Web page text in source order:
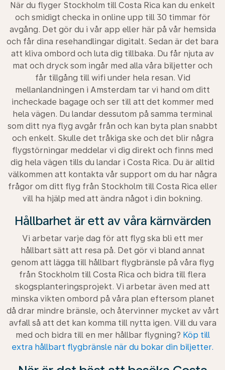
När du flyger Stockholm till Costa Rica kan du enkelt
och smidigt checka in online upp till 30 timmar för
avgång. Det gör du i vår app eller här på vår hemsida
och får dina resehandlingar digitalt. Sedan är det bara
att kliva ombord och luta dig tillbaka. Du får njuta av
mat och dryck som ingår med alla våra biljetter och
får tillgång till wifi under hela resan. Vid
mellanlandningen i Amsterdam tar vi hand om ditt
incheckade bagage och ser till att det kommer med
hela vägen. Du landar dessutom på samma terminal
som ditt nya flyg avgår från och kan byta plan snabbt
och enkelt. Skulle det tråkiga ske och det blir några
flygstörningar meddelar vi dig direkt och finns med
dig hela vägen tills du landar i Costa Rica. Du är alltid
välkommen att kontakta vår support om du har några
frågor om ditt flyg från Stockholm till Costa Rica eller
vill ha hjälp med att ändra något i din bokning.
Hållbarhet är ett av våra kärnvärden
Vi arbetar varje dag för att flyg ska bli ett mer
hållbart sätt att resa på. Det gör vi bland annat
genom att lägga till hållbart flygbränsle på våra flyg
från Stockholm till Costa Rica och bidra till flera
skogsplanteringsprojekt. Vi arbetar även med att
minska vikten ombord på våra plan eftersom planet
då drar mindre bränsle, och återvinner mycket av vårt
avfall så att det kan komma till nytta igen. Vill du vara
med och bidra till en mer hållbar flygning? Köp till
extra hållbart flygbränsle när du bokar din biljetter.